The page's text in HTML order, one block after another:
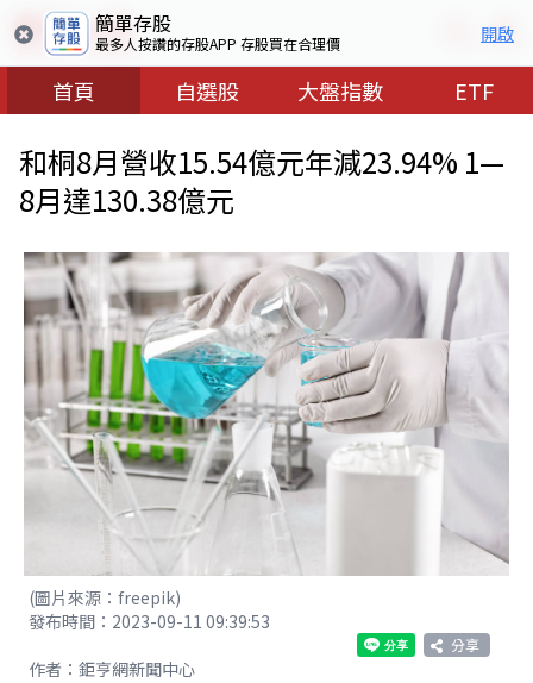
簡單存股
最多人按讚的存股APP 存股買在合理價 開啟
首頁 自選股 大盤指數 ETF
和桐8月營收15.54億元年減23.94% 1—
8月達130.38億元
(圖片來源：freepik)
發布時間：2023-09-11 09:39:53
分享
作者：鉅亨網新聞中心